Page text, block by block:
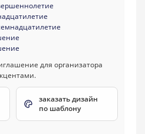
заказать дизайн
по шаблону